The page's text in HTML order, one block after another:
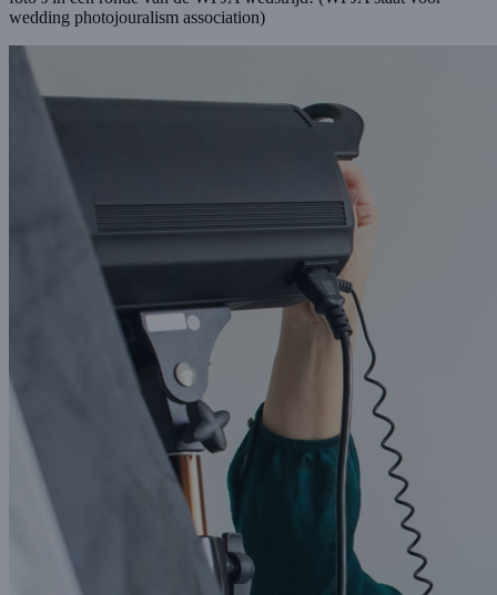
wedding photojouralism association)